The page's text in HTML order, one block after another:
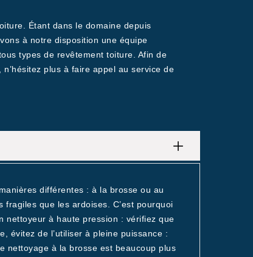
Étant dans le domaine depuis
à notre disposition une équipe
types de revêtement toiture. Afin de
plus à faire appel au service de
différentes : à la brosse ou au
que les ardoises. C’est pourquoi
nettoyeur à haute pression : vérifiez que
évitez de l’utiliser à pleine puissance :
nettoyage à la brosse est beaucoup plus